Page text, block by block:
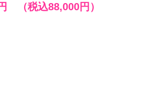
（税込88,000円）